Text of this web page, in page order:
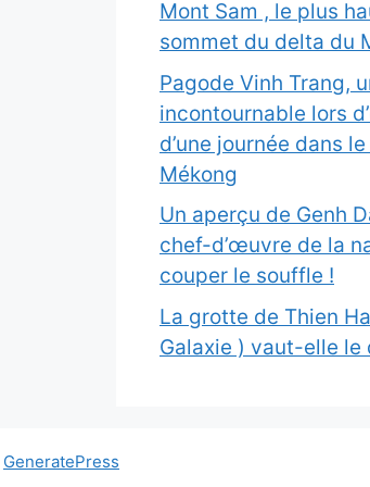
Mont Sam , le plus
sommet du delta du
Pagode Vinh Trang,
incontournable lors
d’une journée dans
Mékong
Un aperçu de Genh
chef-d’œuvre de la
couper le souffle !
La grotte de Thien
Galaxie ) vaut-elle le
GeneratePress